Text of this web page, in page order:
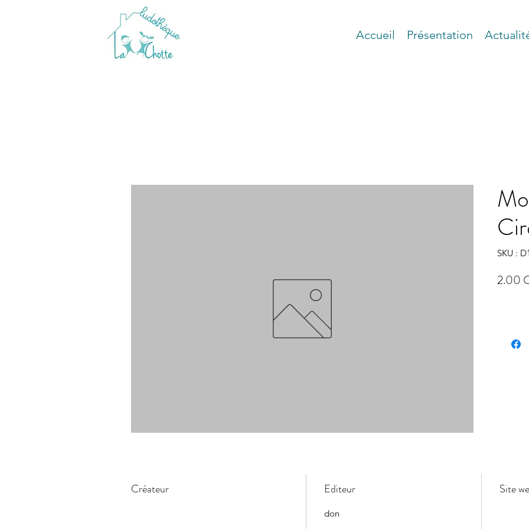
Accueil Présentation
SKU :
2.00
Créateur Editeur
don
Site